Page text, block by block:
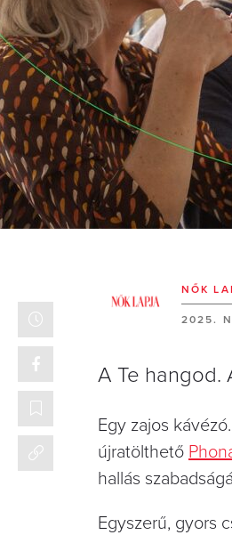
NŐK
2025.
A Te hangod.
Egy zajos
újratölthető
hallás
Egyszerű, gyors